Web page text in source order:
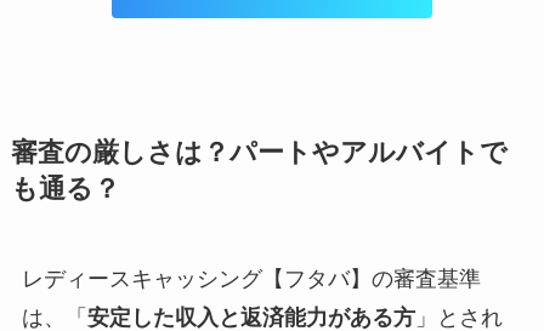
審査の厳しさは？パートやアルバイトで
も通る？
レディースキャッシング【フタバ】の審査基準
は、「 安定した収入と返済能力がある方」とされ